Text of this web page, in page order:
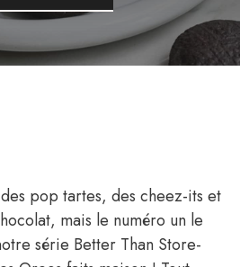
pop tartes, des cheez-its et
mais le numéro un le
série Better Than Store-